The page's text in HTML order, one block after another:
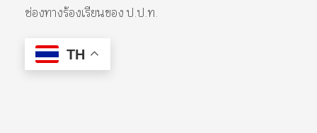
ช่องทางร้องเรียนของ ป.ป.ท.
TH